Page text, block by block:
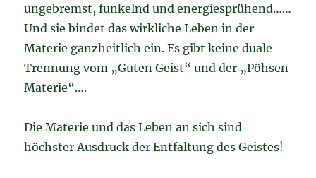
ungebremst, funkelnd und energiesprühend……
Und sie bindet das wirkliche Leben in der
Materie ganzheitlich ein. Es gibt keine duale
Trennung vom „Guten Geist“ und der „Pöhsen
Materie“….
Die Materie und das Leben an sich sind
höchster Ausdruck der Entfaltung des Geistes!